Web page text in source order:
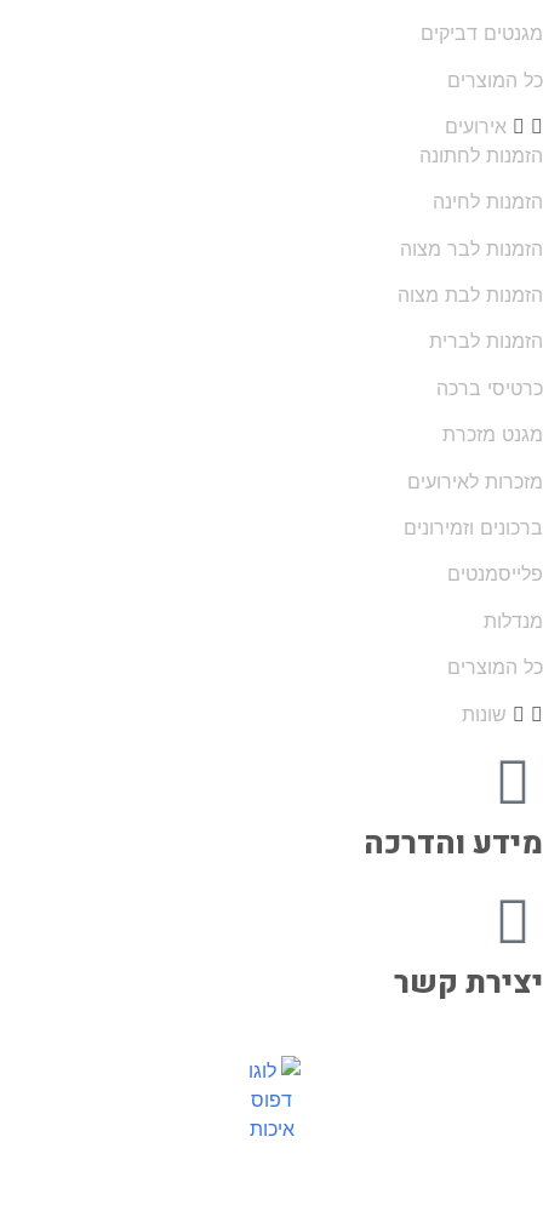
דביקים
המוצרים
אירועים
לחתונה
לחינה
לבר מצוה
לבת מצוה
לברית
ברכה
מזכרת
לאירועים
וזמירונים
המוצרים
שונות
והדרכה
קשר